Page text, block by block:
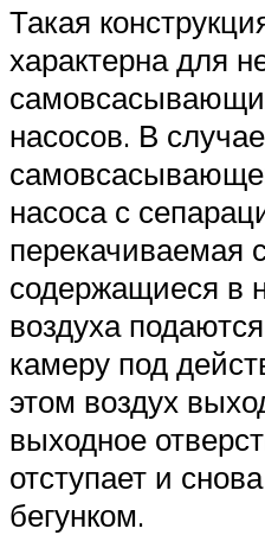
Такая
характерна для
насосов. В случае
насоса с
перекачиваемая
содержащиеся в
воздуха
камеру под
этом воздух
выходное
отступает и
бегунком.